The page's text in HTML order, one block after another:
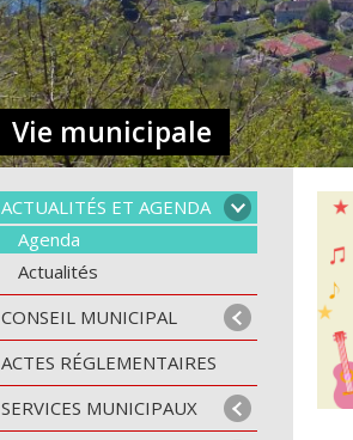
ACTUALITÉS ET AGENDA
Agenda
Actualités
CONSEIL MUNICIPAL
ACTES RÉGLEMENTAIRES
SERVICES MUNICIPAUX
Vie municipale